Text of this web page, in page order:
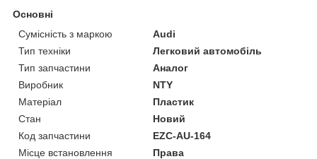
Основні
Сумісність з маркою
Audi
Тип техніки
Легковий автомобіль
Тип запчастини
Аналог
Виробник
NTY
Матеріал
Пластик
Стан
Новий
Код запчастини
EZC-AU-164
Місце встановлення
Права